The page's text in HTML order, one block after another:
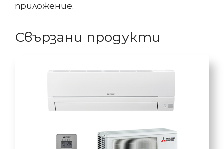
приложение.
Свързани продукти